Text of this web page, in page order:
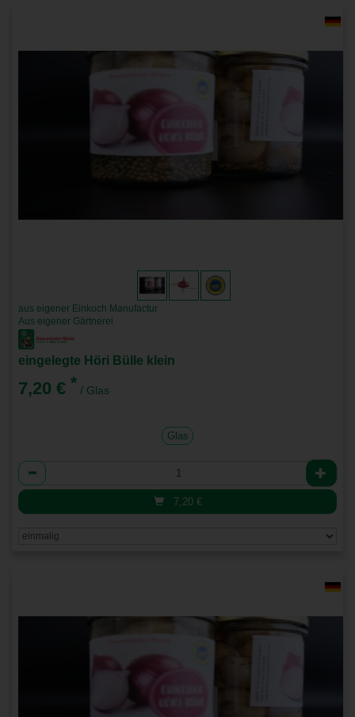
aus eigener Einkoch Manufactur
Aus eigener Gärtnerei
eingelegte Höri Bülle klein
7,20 € * / Glas
Glas
Anzahl
7,20 €